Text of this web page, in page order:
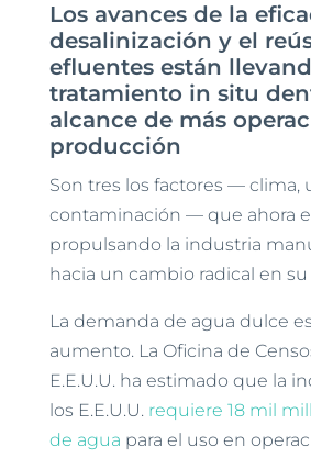
Los avances de la
desalinización y el
efluentes están
tratamiento in situ
alcance de más
producción
Son tres los factores — clima,
contaminación — que ahora
propulsando la industria
hacia un cambio radical en
La demanda de agua dulce
aumento. La Oficina de
E.E.U.U. ha estimado que la
los E.E.U.U. requiere 18 mil
de agua para el uso en